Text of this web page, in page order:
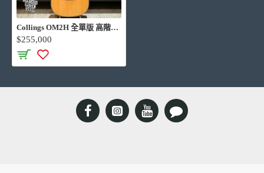
Collings OM2H 全單版 高階訂製 手工吉他
$255,000